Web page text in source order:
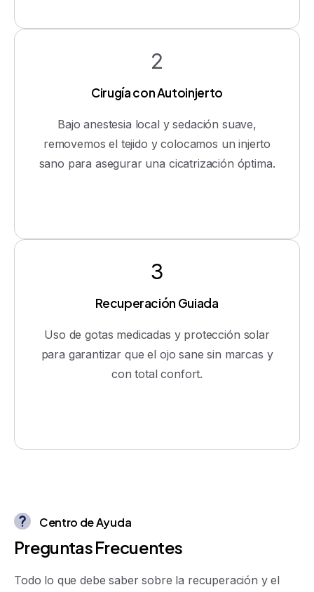
2
Cirugía con Autoinjerto
Bajo anestesia local y sedación suave,
removemos el tejido y colocamos un injerto
sano para asegurar una cicatrización óptima.
3
Recuperación Guiada
Uso de gotas medicadas y protección solar
para garantizar que el ojo sane sin marcas y
con total confort.
Centro de Ayuda
PreguntasFrecuentes
Todo lo que debe saber sobre la recuperación y el